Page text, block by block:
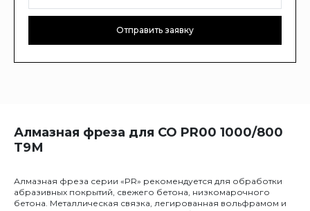
Отправить заявку
Алмазная фреза для СО PR00 1000/800
Т9М
Алмазная фреза серии «PR» рекомендуется для обработки
абразивных покрытий, свежего бетона, низкомарочного
бетона. Металлическая связка, легированная вольфрамом и